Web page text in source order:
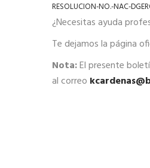
RESOLUCION-NO.-NAC-
¿Necesitas ayuda
Te dejamos la página
Nota:El presente
al correo